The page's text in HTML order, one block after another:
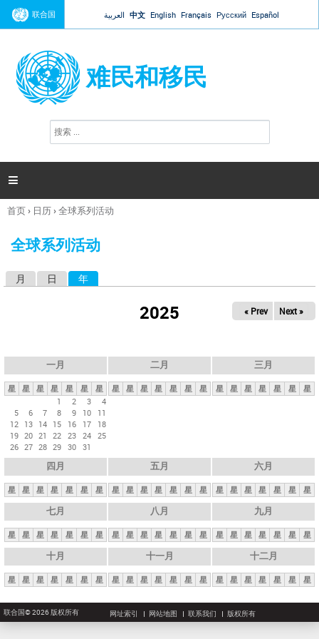
Jump to navigation
联合国 العربية 中文 English Français Русский Español
难民和移民
搜
索

你
这
首页› 日历›全球系列活动
全球系列活动
月 日 年
2025 « Prev Next »
一月
星 星 星 星 星 星
星
1
2 3
4
5
6 7 8 9 10
11
12 13 14 15 16 17
18
19 20 21 22 23 24 25
26 27 28 29 30 31
二月
星 星 星 星 星 星 星
三月
星 星 星 星 星 星 星
四月
星 星 星 星 星 星 星
五月
星 星 星 星 星 星 星
六月
星 星 星 星 星 星 星
七月
星 星 星 星 星 星 星
八月
星 星 星 星 星 星 星
九月
星 星 星 星 星 星 星
十月
星 星 星 星 星 星 星
十一月
星 星 星 星 星 星 星
十二月
星 星 星 星 星 星 星
联合国© 2026 版权所有 网址索引 网站地图 联系我们 版权所有